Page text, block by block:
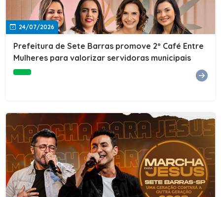
24/07/2026
Prefeitura de Sete Barras promove 2º Café Entre
Mulheres para valorizar servidoras municipais